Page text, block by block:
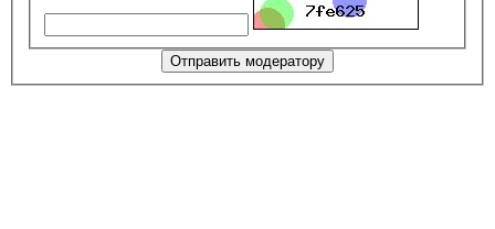
Отправить модератору